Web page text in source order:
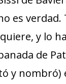
es
y lo
de
y nombró)